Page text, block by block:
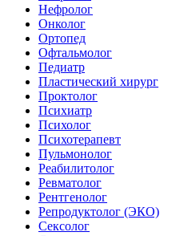
Нефролог
Онколог
Ортопед
Офтальмолог
Педиатр
Пластический хирург
Проктолог
Психиатр
Психолог
Психотерапевт
Пульмонолог
Реабилитолог
Ревматолог
Рентгенолог
Репродуктолог (ЭКО)
Сексолог